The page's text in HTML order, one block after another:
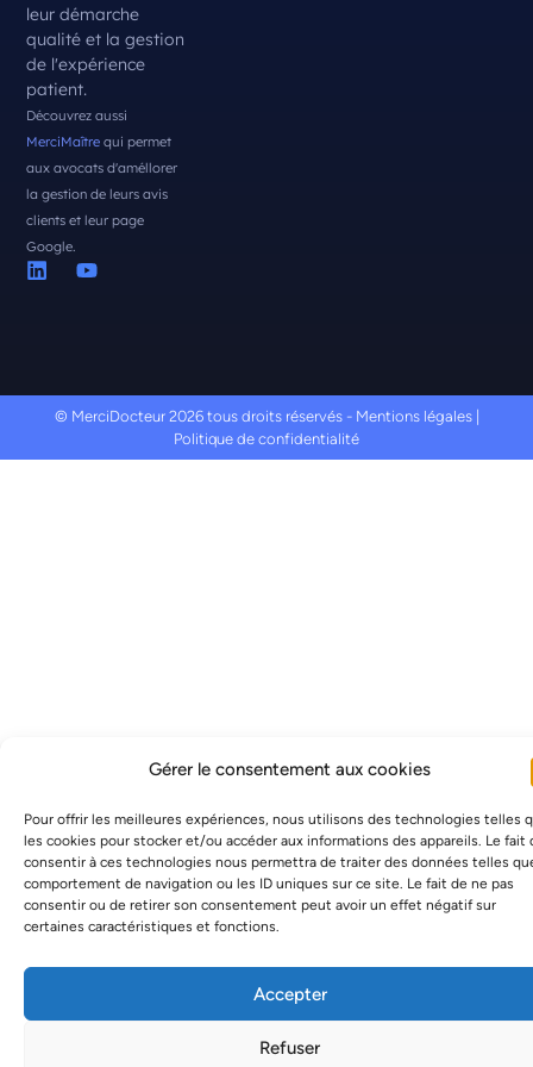
Gérer le consentement aux cookies
Pour offrir les meilleures expériences, nous utilisons des technologies telles
les cookies pour stocker et/ou accéder aux informations des appareils. Le fait
consentir à ces technologies nous permettra de traiter des données telles
comportement de navigation ou les ID uniques sur ce site. Le fait de ne pas
consentir ou de retirer son consentement peut avoir un effet négatif sur
certaines caractéristiques et fonctions.
Accepter
Refuser
leur démarche
qualité et la gestion
de l'expérience
patient.
Découvrez aussi
MerciMaîtrequi permet
aux avocats d'améllorer
la gestion de leurs avis
clients et leur page
Google.
© MerciDocteur 2026 tous droits réservés - Mentions légales|
Politique de confidentialité